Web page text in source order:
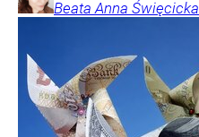
Beata Anna Święcicka